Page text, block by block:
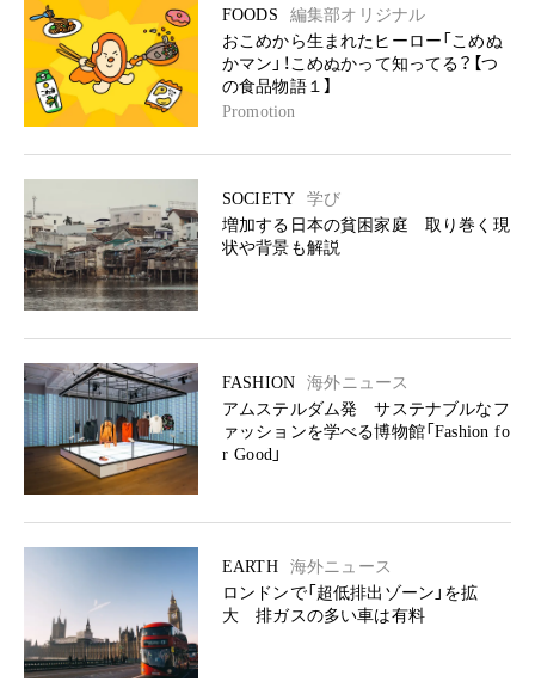
FOODS
編集部オリジナル
おこめから生まれたヒーロー「こめぬ
かマン」！こめぬかって知ってる？【つ
の食品物語１】
Promotion
SOCIETY
学び
増加する日本の貧困家庭 取り巻く現
状や背景も解説
FASHION
海外ニュース
アムステルダム発 サステナブルなフ
ァッションを学べる博物館「Fashion fo
r Good」
EARTH
海外ニュース
ロンドンで「超低排出ゾーン」を拡
大 排ガスの多い車は有料